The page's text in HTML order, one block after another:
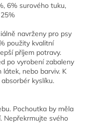
6% surového tuku,
navrženy pro psy
použity kvalitní
příjem potravy.
po vyrobení zabaleny
látek, nebo barviv. K
kyslíku.
Pochoutka by měla
Nepřekrmujte svého